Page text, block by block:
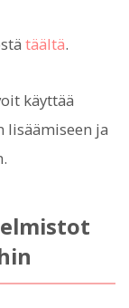
täältä.
käyttää
lisäämiseen ja